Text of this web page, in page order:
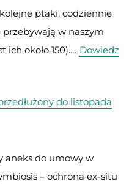
ptaki, codziennie
w naszym
ich około 150).… Dowiedz
do listopada
aneks do umowy w
– ochrona ex-situ